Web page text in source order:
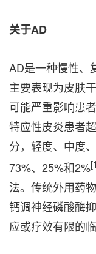
关于AD
AD是一种慢性、
主要表现为皮肤
可能严重影响患
特应性皮炎患者
分，轻度、中度
73%、25%和2%
法。传统外用药
钙调神经磷酸酶
应或疗效有限的